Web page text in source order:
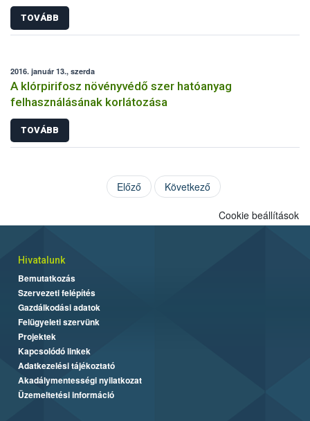
TOVÁBB
2016. január 13., szerda
A klórpirifosz növényvédő szer hatóanyag
felhasználásának korlátozása
TOVÁBB
Előző Következő
Cookie beállítások
Hivatalunk
Bemutatkozás
Szervezeti felépítés
Gazdálkodási adatok
Felügyeleti szervünk
Projektek
Kapcsolódó linkek
Adatkezelési tájékoztató
Akadálymentességi nyilatkozat
Üzemeltetési információ